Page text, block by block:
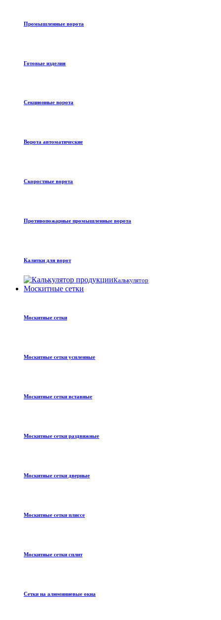
Промышленные ворота
Готовые изделия
Секционные ворота
Ворота автоматические
Скоростные ворота
Противопожарные промышленные ворота
Калитки для ворот
Калькулятор
Москитные сетки
Москитные сетки
Москитные сетки усиленные
Москитные сетки вставные
Москитные сетки раздвижные
Москитные сетки дверные
Москитные сетки плиссе
Москитные сетки сплит
Сетки на алюминиевые окна